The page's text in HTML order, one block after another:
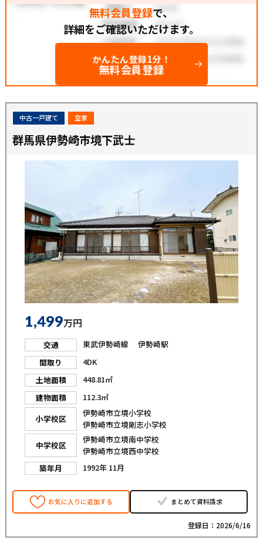
無料会員登録で、
詳細をご確認いただけます。
かんたん登録1分！
無料会員登録
中古一戸建て 空家
群馬県伊勢崎市境下武士
1,499万円
交通
東武伊勢崎線 伊勢崎駅
間取り
4DK
土地面積
448.81㎡
建物面積
112.3㎡
小学校区
伊勢崎市立境小学校
伊勢崎市立境剛志小学校
中学校区
伊勢崎市立境南中学校
伊勢崎市立境西中学校
築年月
1992年 11月
お気に入りに追加する まとめて資料請求
登録日：2026/6/16